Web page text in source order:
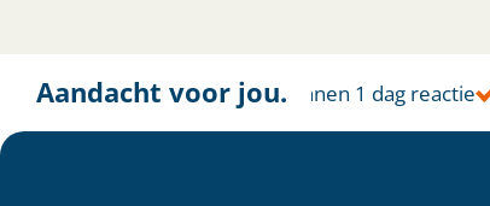
Aandacht voor jou.
Altijd dichtbij Binnen 1 dag reactie